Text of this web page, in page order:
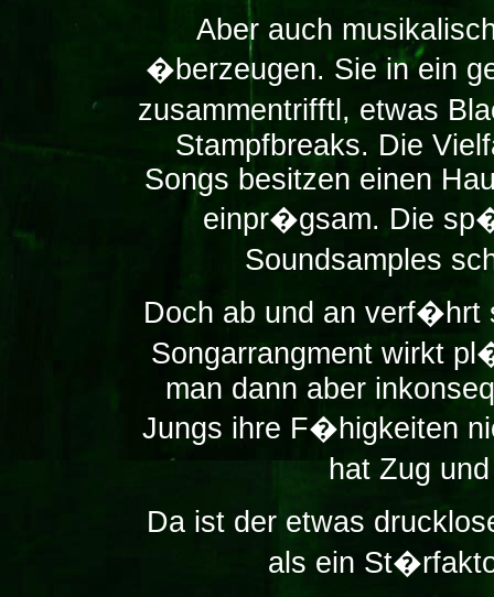
Aber auch
�berzeugen. Sie in ein
zusammentrifftl, etwas
Stampfbreaks. Die
Songs besitzen einen
einpr�gsam. Die
Soundsamples
Doch ab und an verf�hrt
Songarrangment wirkt
man dann aber
Jungs ihre F�higkeiten
hat Zug
Da ist der etwas
als ein